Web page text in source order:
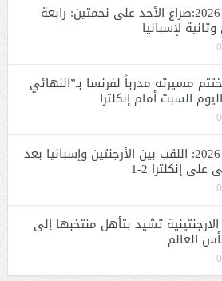
مونديال 2026:صراع الأحد على نجمتين: رابعة
وثانية لإسبانيا
مسيرته مدرباً لفرنسا بـ”النهائي
السبت أمام إنكلترا
مونديال 2026: اللقب بين الأرجنتين وإسبانيا بعد
إنكلترا 2-1
تشيد بتأهل منتخبها إلى
العالم